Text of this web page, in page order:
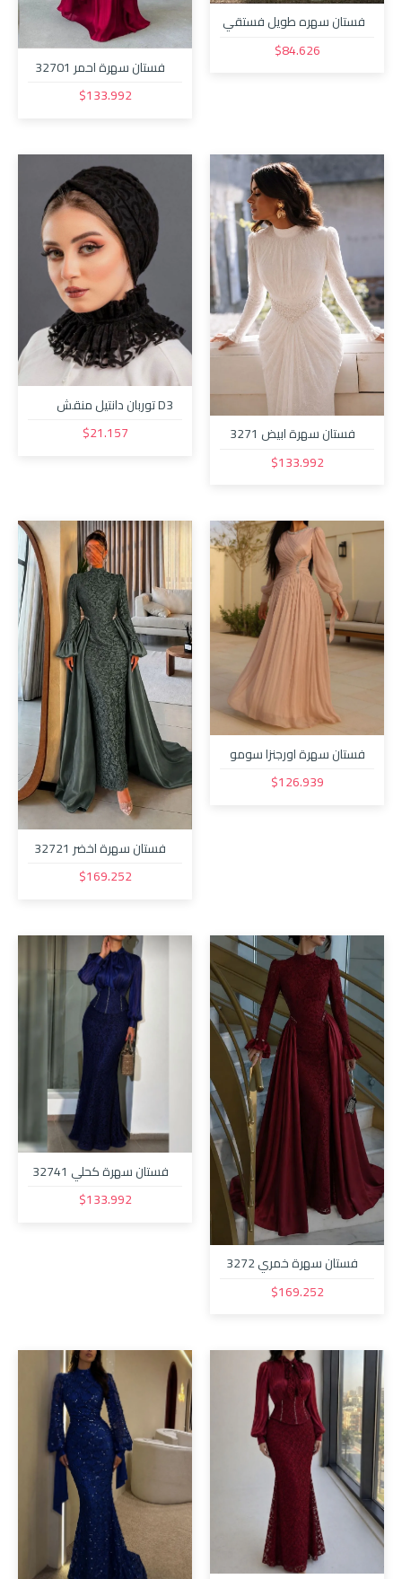
فستان سهره طويل فستقي
$84.626
فستان سهرة احمر 32701
$133.992
فستان سهرة ابيض 3271
$133.992
D3 توربان دانتيل منقش
اسود مع قبة$21.157
فستان سهرة اورجنزا سومو
$126.939
فستان سهرة اخضر 32721
$169.252
فستان سهرة خمري 3272
$169.252
فستان سهرة كحلي 32741
$133.992
Unnamed Dialog